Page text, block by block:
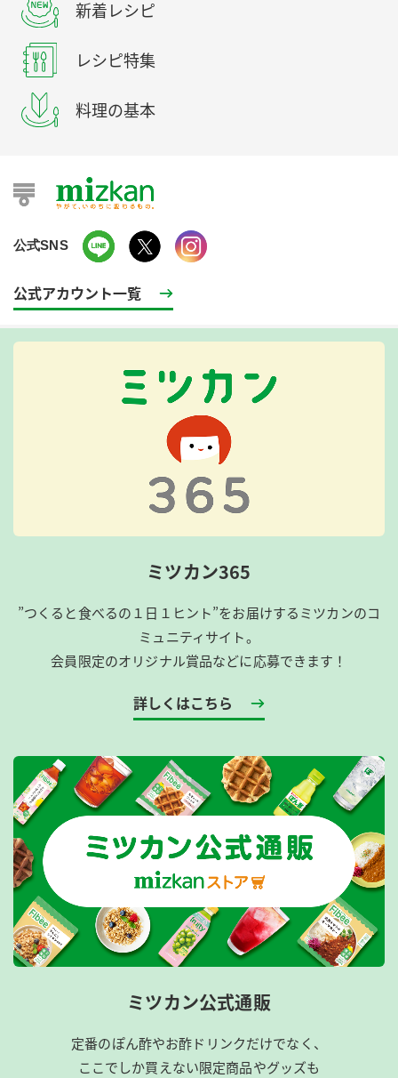
新着レシピ
レシピ特集
料理の基本
公式SNS
公式アカウント一覧
ミツカン365
”つくると食べるの１日１ヒント”をお届けするミツカンのコ
ミュニティサイト。
会員限定のオリジナル賞品などに応募できます！
詳しくはこちら
ミツカン公式通販
定番のぽん酢やお酢ドリンクだけでなく、
ここでしか買えない限定商品やグッズも